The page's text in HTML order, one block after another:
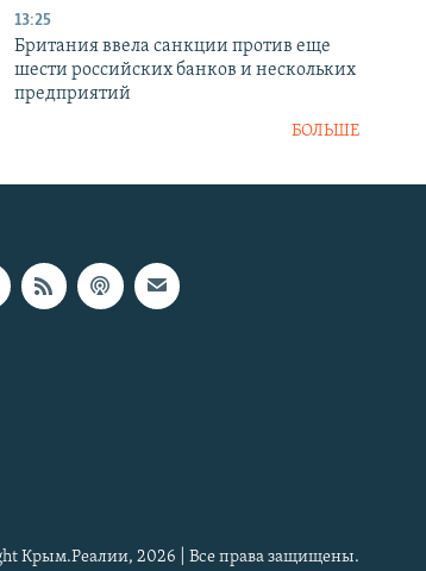
13:25
Британия ввела санкции против еще
шести российских банков и нескольких
предприятий
БОЛЬШЕ
Крым.Реалии, 2026 | Все права защищены.